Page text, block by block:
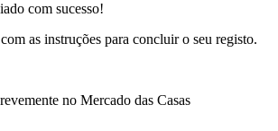
com sucesso!
as instruções para concluir o seu registo.
no Mercado das Casas